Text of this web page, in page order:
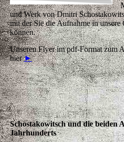
und Werk von Dmitri
mit der Sie die Aufnahme in unsere
können.
Unseren Flyer im pdf-Format zum
hier►
Schostakowitsch und die beiden
Jahrhunderts